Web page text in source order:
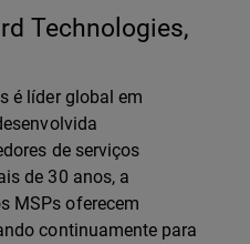
Technologies,
é líder global em
de serviços
de 30 anos, a
MSPs oferecem
continuamente para